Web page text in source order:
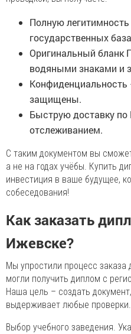
Полную
государственных
Оригинальный бланк
водяными знаками и
защищены.
Быструю доставку по
отслеживанием.
С таким документом вы
а не на годах учёбы. Купить
инвестиция в ваше будущее,
собеседования!
Как заказать
Ижевске?
Мы упростили процесс заказа
могли получить диплом с
Наша цель – создать
выдерживает любые проверки.
Выбор учебного заведения.